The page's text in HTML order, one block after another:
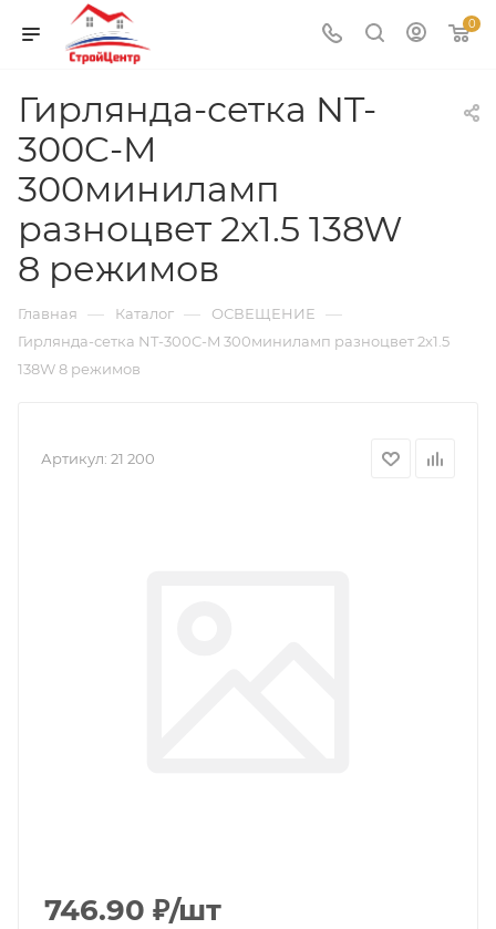
0
Гирлянда-сетка NT-
300C-M
300миниламп
разноцвет 2x1.5 138W
8 режимов
Главная — Каталог — ОСВЕЩЕНИЕ —
Гирлянда-сетка NT-300C-M 300миниламп разноцвет 2x1.5
138W 8 режимов
Артикул: 21 200
746.90 ₽/шт